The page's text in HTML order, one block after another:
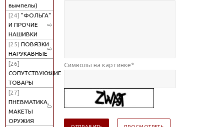
вымпелы)
[24] "ФОЛЬГА"
И ПРОЧИЕ
НАШИВКИ
[25] ПОВЯЗКИ
НАРУКАВНЫЕ
[26]
СОПУТСТВУЮЩИЕ
ТОВАРЫ
[27]
ПНЕВМАТИКА,
МАКЕТЫ
ОРУЖИЯ
Символы на картинке*